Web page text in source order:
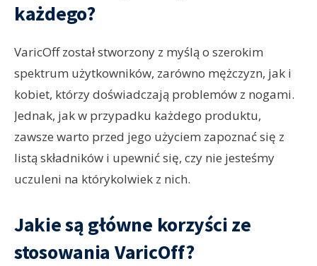
każdego?
VaricOff został stworzony z myślą o szerokim
spektrum użytkowników, zarówno mężczyzn, jak i
kobiet, którzy doświadczają problemów z nogami.
Jednak, jak w przypadku każdego produktu,
zawsze warto przed jego użyciem zapoznać się z
listą składników i upewnić się, czy nie jesteśmy
uczuleni na którykolwiek z nich.
Jakie są główne korzyści ze
stosowania VaricOff?